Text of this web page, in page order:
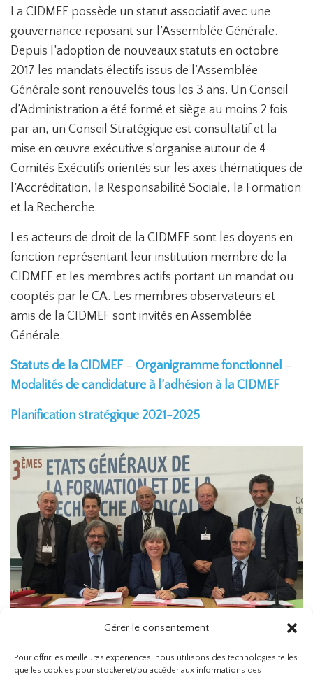
Gérer le consentement
Pour offrir les meilleures expériences, nous utilisons des technologies telles
que les cookies pour stocker et/ou accéder aux informations des
La CIDMEF possède un statut associatif avec une
gouvernance reposant sur l’Assemblée Générale.
Depuis l’adoption de nouveaux statuts en octobre
2017 les mandats électifs issus de l’Assemblée
Générale sont renouvelés tous les 3 ans. Un Conseil
d’Administration a été formé et siège au moins 2 fois
par an, un Conseil Stratégique est consultatif et la
mise en œuvre exécutive s’organise autour de 4
Comités Exécutifs orientés sur les axes thématiques de
l’Accréditation, la Responsabilité Sociale, la Formation
et la Recherche.
Les acteurs de droit de la CIDMEF sont les doyens en
fonction représentant leur institution membre de la
CIDMEF et les membres actifs portant un mandat ou
cooptés par le CA. Les membres observateurs et
amis de la CIDMEF sont invités en Assemblée
Générale.
Statuts de la CIDMEF – Organigramme fonctionnel –
Modalités de candidature à l’adhésion à la CIDMEF
Planification stratégique 2021-2025